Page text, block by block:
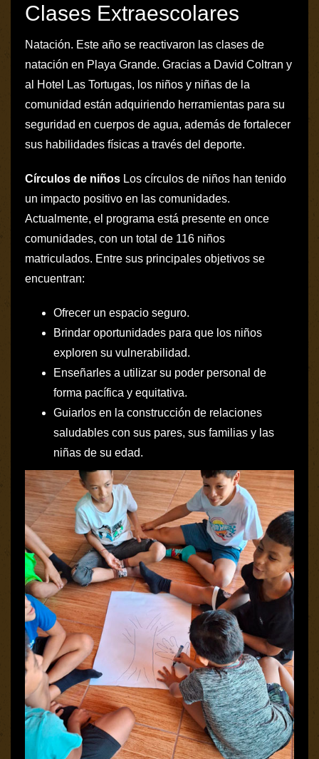
Clases Extraescolares
Natación. Este año se reactivaron las clases de
natación en Playa Grande. Gracias a David Coltran y
al Hotel Las Tortugas, los niños y niñas de la
comunidad están adquiriendo herramientas para su
seguridad en cuerpos de agua, además de fortalecer
sus habilidades físicas a través del deporte.
Círculos de niños Los círculos de niños han tenido
un impacto positivo en las comunidades.
Actualmente, el programa está presente en once
comunidades, con un total de 116 niños
matriculados. Entre sus principales objetivos se
encuentran:
Ofrecer un espacio seguro.
Brindar oportunidades para que los niños
exploren su vulnerabilidad.
Enseñarles a utilizar su poder personal de
forma pacífica y equitativa.
Guiarlos en la construcción de relaciones
saludables con sus pares, sus familias y las
niñas de su edad.